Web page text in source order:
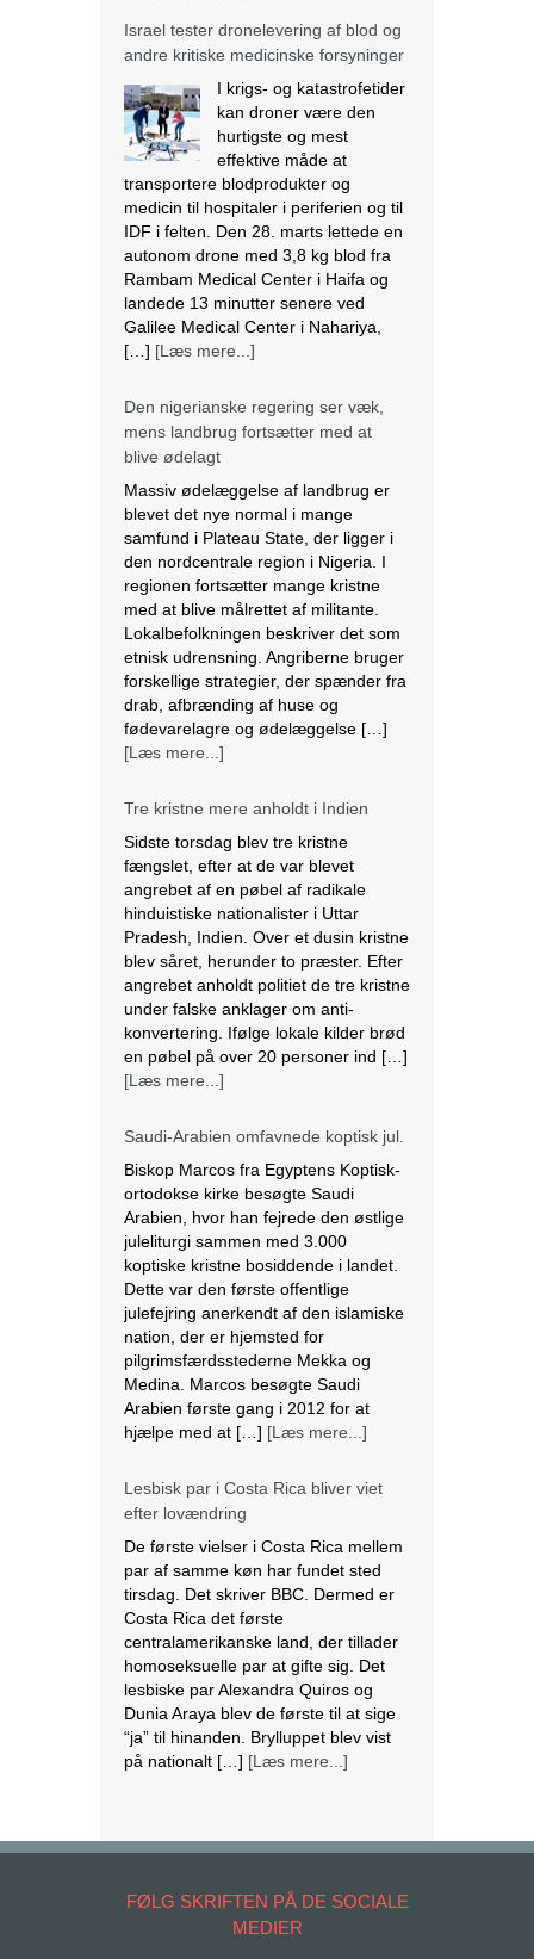
Israel tester dronelevering af blod og
andre kritiske medicinske forsyninger
I krigs- og katastrofetider
kan droner være den
hurtigste og mest
effektive måde at
transportere blodprodukter og
medicin til hospitaler i periferien og til
IDF i felten. Den 28. marts lettede en
autonom drone med 3,8 kg blod fra
Rambam Medical Center i Haifa og
landede 13 minutter senere ved
Galilee Medical Center i Nahariya,
[…] [Læs mere...]
Den nigerianske regering ser væk,
mens landbrug fortsætter med at
blive ødelagt
Massiv ødelæggelse af landbrug er
blevet det nye normal i mange
samfund i Plateau State, der ligger i
den nordcentrale region i Nigeria. I
regionen fortsætter mange kristne
med at blive målrettet af militante.
Lokalbefolkningen beskriver det som
etnisk udrensning. Angriberne bruger
forskellige strategier, der spænder fra
drab, afbrænding af huse og
fødevarelagre og ødelæggelse […]
[Læs mere...]
Tre kristne mere anholdt i Indien
Sidste torsdag blev tre kristne
fængslet, efter at de var blevet
angrebet af en pøbel af radikale
hinduistiske nationalister i Uttar
Pradesh, Indien. Over et dusin kristne
blev såret, herunder to præster. Efter
angrebet anholdt politiet de tre kristne
under falske anklager om anti-
konvertering. Ifølge lokale kilder brød
en pøbel på over 20 personer ind […]
[Læs mere...]
Saudi-Arabien omfavnede koptisk jul.
Biskop Marcos fra Egyptens Koptisk-
ortodokse kirke besøgte Saudi
Arabien, hvor han fejrede den østlige
juleliturgi sammen med 3.000
koptiske kristne bosiddende i landet.
Dette var den første offentlige
julefejring anerkendt af den islamiske
nation, der er hjemsted for
pilgrimsfærdsstederne Mekka og
Medina. Marcos besøgte Saudi
Arabien første gang i 2012 for at
hjælpe med at […] [Læs mere...]
Lesbisk par i Costa Rica bliver viet
efter lovændring
De første vielser i Costa Rica mellem
par af samme køn har fundet sted
tirsdag. Det skriver BBC. Dermed er
Costa Rica det første
centralamerikanske land, der tillader
homoseksuelle par at gifte sig. Det
lesbiske par Alexandra Quiros og
Dunia Araya blev de første til at sige
“ja” til hinanden. Brylluppet blev vist
på nationalt […] [Læs mere...]
og USA for færdige
og forståelser med Israel og USA for
at være afsluttet. Det siger den
FØLG SKRIFTEN PÅ DE SOCIALE
MEDIER